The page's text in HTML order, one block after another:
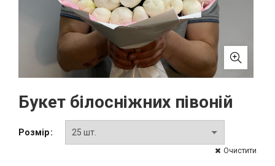
Букет білосніжних півоній
Розмір
Очистити